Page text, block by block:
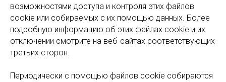
возможностями доступа и контроля этих файлов
cookie или собираемых с их помощью данных. Более
подробную информацию об этих файлах cookie и их
отключении смотрите на веб-сайтах соответствующих
третьих сторон.
Периодически с помощью файлов cookie собираются